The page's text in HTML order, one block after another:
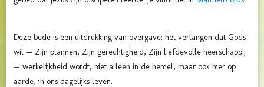
Deze bede is een uitdrukking van overgave: het verlangen dat Gods
wil — Zijn plannen, Zijn gerechtigheid, Zijn liefdevolle heerschappij
— werkelijkheid wordt, niet alleen in de hemel, maar ook hier op
aarde, in ons dagelijks leven.